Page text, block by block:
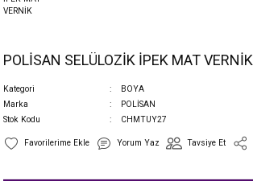
POLİSAN SELÜLOZİK İPEK MAT VERNİK
Kategori
BOYA
Marka
POLİSAN
Stok Kodu
CHMTUY27
Yorum Yaz Tavsiye Et